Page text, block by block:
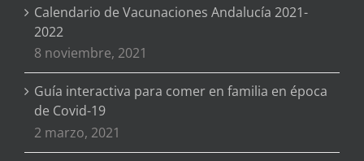
Calendario de Vacunaciones Andalucía 2021-
2022
8 noviembre, 2021
Guía interactiva para comer en familia en época
de Covid-19
2 marzo, 2021